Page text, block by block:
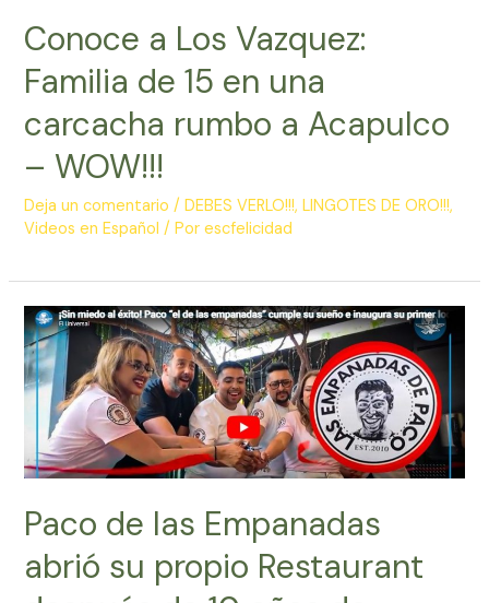
Conoce a Los Vazquez:
Familia de 15 en una
carcacha rumbo a Acapulco
– WOW!!!
Deja un comentario /DEBES VERLO!!!,LINGOTES DE ORO!!!,
Videos en Español / Porescfelicidad
Paco de las Empanadas
abrió su propio Restaurant